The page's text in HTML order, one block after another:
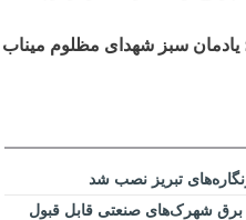
یادمان سبز شهدای مظلوم میناب
تبریز نصب شد
برق شهرک‌های صنعتی قابل قبول